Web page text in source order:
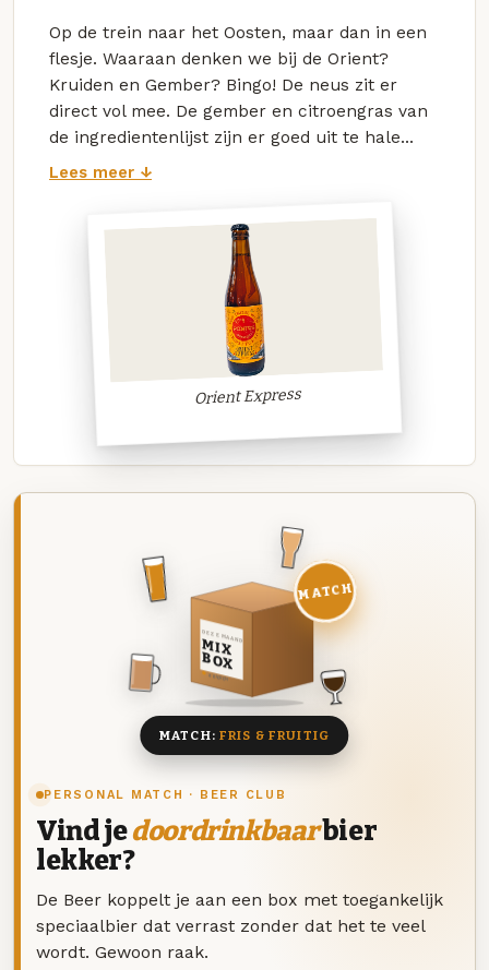
Op de trein naar het Oosten, maar dan in een
flesje. Waaraan denken we bij de Orient?
Kruiden en Gember? Bingo! De neus zit er
direct vol mee. De gember en citroengras van
de ingredientenlijst zijn er goed uit te hale...
Lees meer ↓
Orient Express
PERSONAL MATCH · BEER CLUB
Vind jedoordrinkbaarbier
lekker?
De Beer koppelt je aan een box met toegankelijk
speciaalbier dat verrast zonder dat het te veel
wordt. Gewoon raak.
DEZE MAAND
MIX
BOX
8 BIEREN
MATCH
MATCH: FRIS & FRUITIG